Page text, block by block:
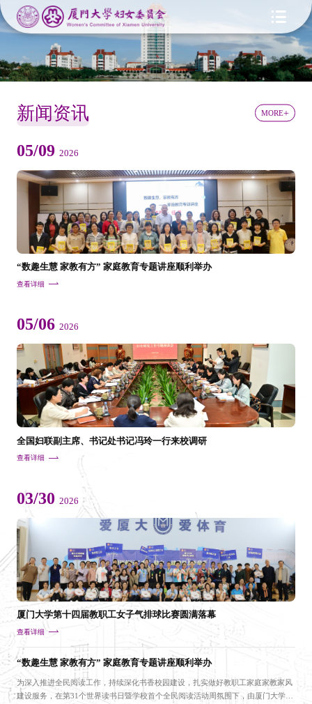
新闻资讯 MORE
05/09 2026
“数趣生慧 家教有方” 家庭教育专题讲座顺利举办
查看详细
05/06 2026
全国妇联副主席、书记处书记冯玲一行来校调研
查看详细
03/30 2026
厦门大学第十四届教职工女子气排球比赛圆满落幕
查看详细
“数趣生慧 家教有方” 家庭教育专题讲座顺利举办
为深入推进全民阅读工作，持续深化书香校园建设，扎实做好教职工家庭家教家风
建设服务，在第31个世界读书日暨学校首个全民阅读活动周氛围下，由厦门大学妇